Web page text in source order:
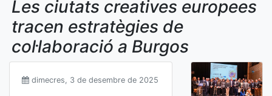
Les ciutats creatives europees
tracen estratègies de
col·laboració a Burgos
dimecres, 3 de desembre de 2025